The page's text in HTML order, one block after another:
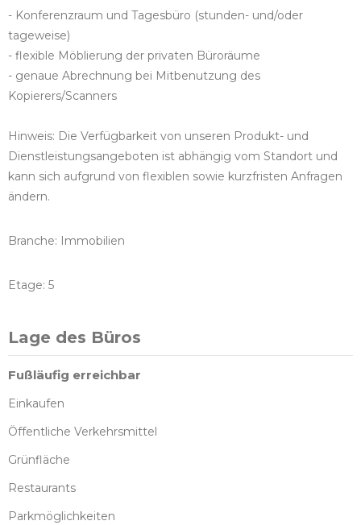
- Konferenzraum und Tagesbüro (stunden- und/oder
tageweise)
- flexible Möblierung der privaten Büroräume
- genaue Abrechnung bei Mitbenutzung des
Kopierers/Scanners
Hinweis: Die Verfügbarkeit von unseren Produkt- und
Dienstleistungsangeboten ist abhängig vom Standort und
kann sich aufgrund von flexiblen sowie kurzfristen Anfragen
ändern.
Branche: Immobilien
Etage: 5
Lage des Büros
Fußläufig erreichbar
Einkaufen
Öffentliche Verkehrsmittel
Grünfläche
Restaurants
Parkmöglichkeiten